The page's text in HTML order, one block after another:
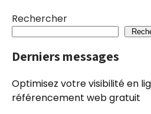
Rechercher
Derniers messages
Optimisez votre visibilité en
référencement web gratuit